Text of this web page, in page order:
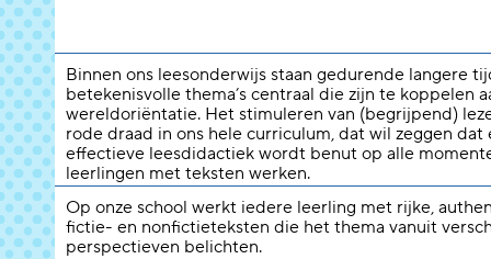
Binnen ons leesonderwijs staan gedurende langere
betekenisvolle thema’s centraal die zijn te koppelen
wereldoriëntatie. Het stimuleren van (begrijpend)
rode draad in ons hele curriculum, dat wil zeggen dat
effectieve leesdidactiek wordt benut op alle
leerlingen met teksten werken.
Op onze school werkt iedere leerling met rijke,
fictie- en nonfictieteksten die het thema vanuit
perspectieven belichten.